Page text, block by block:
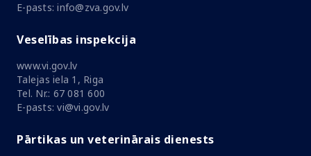
E-pasts: info@zva.gov.lv
Veselības inspekcija
www.vi.gov.lv
Talejas iela 1, Riga
Tel. Nr.: 67 081 600
E-pasts: vi@vi.gov.lv
Pārtikas un veterinārais dienests